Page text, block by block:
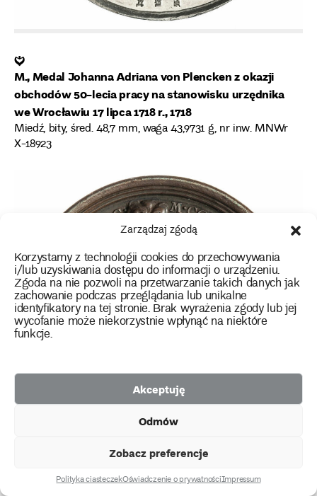
Zarządzaj zgodą
Korzystamy z technologii cookies do przechowywania
i/lub uzyskiwania dostępu do informacji o urządzeniu.
Zgoda na nie pozwoli na przetwarzanie takich danych jak
zachowanie podczas przeglądania lub unikalne
identyfikatory na tej stronie. Brak wyrażenia zgody lub jej
wycofanie może niekorzystnie wpłynąć na niektóre
funkcje.
Akceptuję
Odmów
Zobacz preferencje
Polityka ciasteczekOświadczenie o prywatnościImpressum
❦
M., Medal Johanna Adriana von Plencken z okazji
obchodów 50-lecia pracy na stanowisku urzędnika
we Wrocławiu 17 lipca 1718 r., 1718
Miedź, bity, śred. 48,7 mm, waga 43,9731 g, nr inw. MNWr
X-18923